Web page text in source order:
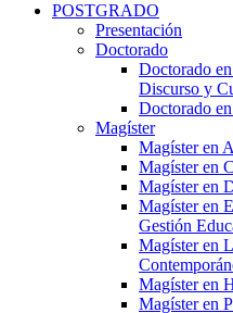
POSTGRADO
Presentación
Doctorado
Doctorado
Discurso y
Doctorado
Magíster
Magíster en
Magíster en
Magíster en
Magíster en
Gestión
Magíster en
Magíster en
Magíster en